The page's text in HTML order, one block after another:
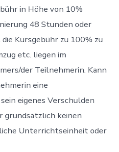
in Höhe von 10%
48 Stunden oder
Kursgebühr zu 100% zu
etc. liegen im
der Teilnehmerin. Kann
eine
eigenes Verschulden
grundsätzlich keinen
Unterrichtseinheit oder